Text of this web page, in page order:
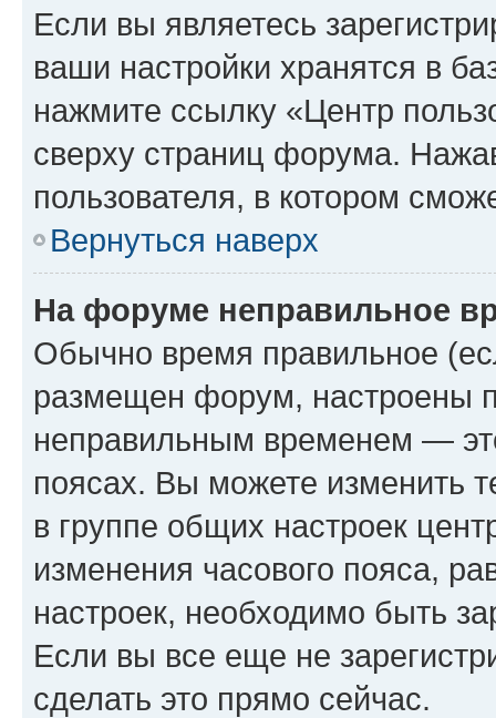
Если вы являетесь
ваши настройки хранятся в
нажмите ссылку «Центр
сверху страниц форума.
пользователя, в котором
Вернуться наверх
На форуме неправильное
Обычно время правильное
размещен форум, настроены
неправильным временем —
поясах. Вы можете изменить
в группе общих настроек
изменения часового пояса,
настроек, необходимо быть
Если вы все еще не
сделать это прямо сейчас.